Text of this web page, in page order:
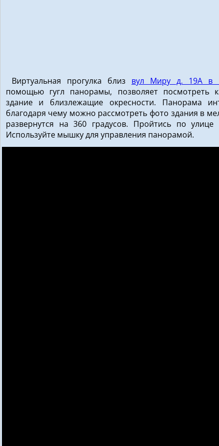
Виртуальная прогулка близ вул Миру д. 19А в
помощью гугл панорамы, позволяет посмотреть
здание и близлежащие окресности. Панорама
благодаря чему можно рассмотреть фото здания в
развернутся на 360 градусов. Пройтись по улице
Используйте мышку для управления панорамой.